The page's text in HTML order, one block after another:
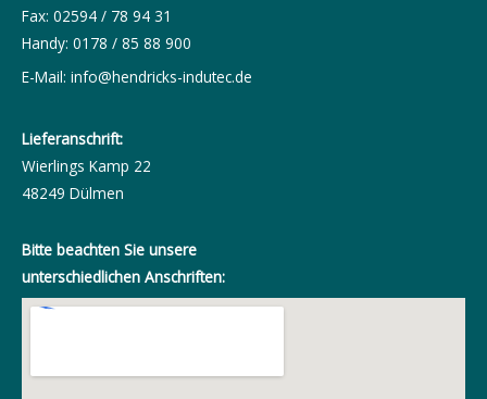
Fax: 02594 / 78 94 31
Handy: 0178 / 85 88 900
E-Mail: info@hendricks-indutec.de
Lieferanschrift:
Wierlings Kamp 22
48249 Dülmen
Bitte beachten Sie unsere
unterschiedlichen Anschriften: